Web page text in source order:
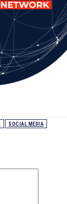
SOCIAL MEDIA